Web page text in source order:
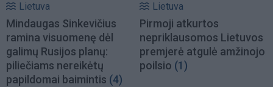
Lietuva
Mindaugas Sinkevičius
ramina visuomenę dėl
galimų Rusijos planų:
piliečiams nereikėtų
papildomai baimintis (4)
Lietuva
Pirmoji atkurtos
nepriklausomos Lietuvos
premjerė atgulė amžinojo
poilsio (1)